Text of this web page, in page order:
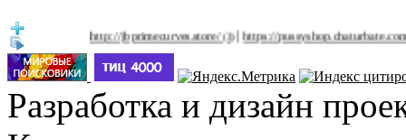
http://jbprimecurves.store/(3)|https://pussyshop.chaturbate.com/male-
Разработка и дизайн